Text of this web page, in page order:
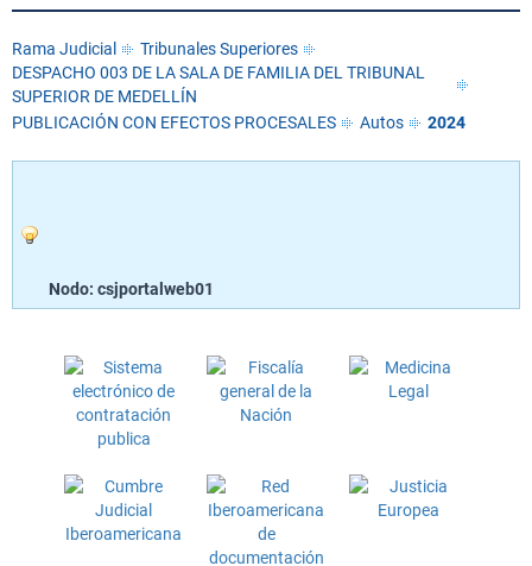
Rama Judicial
Tribunales Superiores
DESPACHO 003 DE LA SALA DE FAMILIA DEL TRIBUNAL
SUPERIOR DE MEDELLÍN
PUBLICACIÓN CON EFECTOS PROCESALES
Autos 2024
Nodo: csjportalweb01